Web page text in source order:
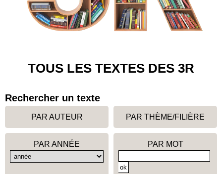
TOUS LES TEXTES DES 3R
Rechercher un texte
PAR AUTEUR PAR THÈME/FILIÈRE
PAR ANNÉE PAR MOT